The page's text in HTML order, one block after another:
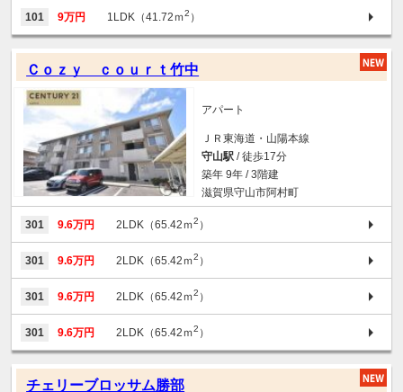
101 9万円 1LDK（41.72ｍ2 ）
Ｃｏｚｙ ｃｏｕｒｔ竹中
アパート
ＪＲ東海道・山陽本線
守山駅 / 徒歩17分
築年 9年 / 3階建
滋賀県守山市阿村町
301 9.6万円 2LDK（65.42ｍ2 ）
301 9.6万円 2LDK（65.42ｍ2 ）
301 9.6万円 2LDK（65.42ｍ2 ）
301 9.6万円 2LDK（65.42ｍ2 ）
チェリーブロッサム勝部